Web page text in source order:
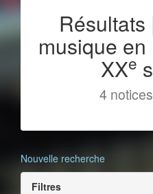
Résultats
musique
XXe
4
Nouvelle recherche
Filtres